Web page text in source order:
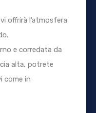
offrirà l’atmosfera
e corredata da
alta, potrete
come in